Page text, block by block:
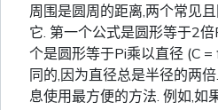
周围是圆周的距离,两个常见
它. 第一个公式是圆形等于2
个是圆形等于Pi乘以直径 (C
同的,因为直径总是半径的两
息使用最方便的方法. 例如,如